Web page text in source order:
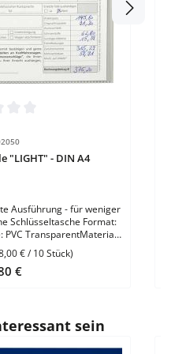
"LIGHT" - DIN A4
Ausführung - für weniger
Schlüsseltasche Format:
PVC TransparentMaterial
Einstecktasche vorne-
ohne Schlüsselfach VE
€ / 10 Stück)
Preis:
€
sein